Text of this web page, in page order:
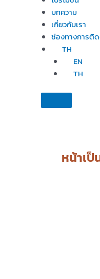
บทความ
เกี่ยวกับเรา
ช่องทางการติ
TH
EN
TH
หน้าเป็